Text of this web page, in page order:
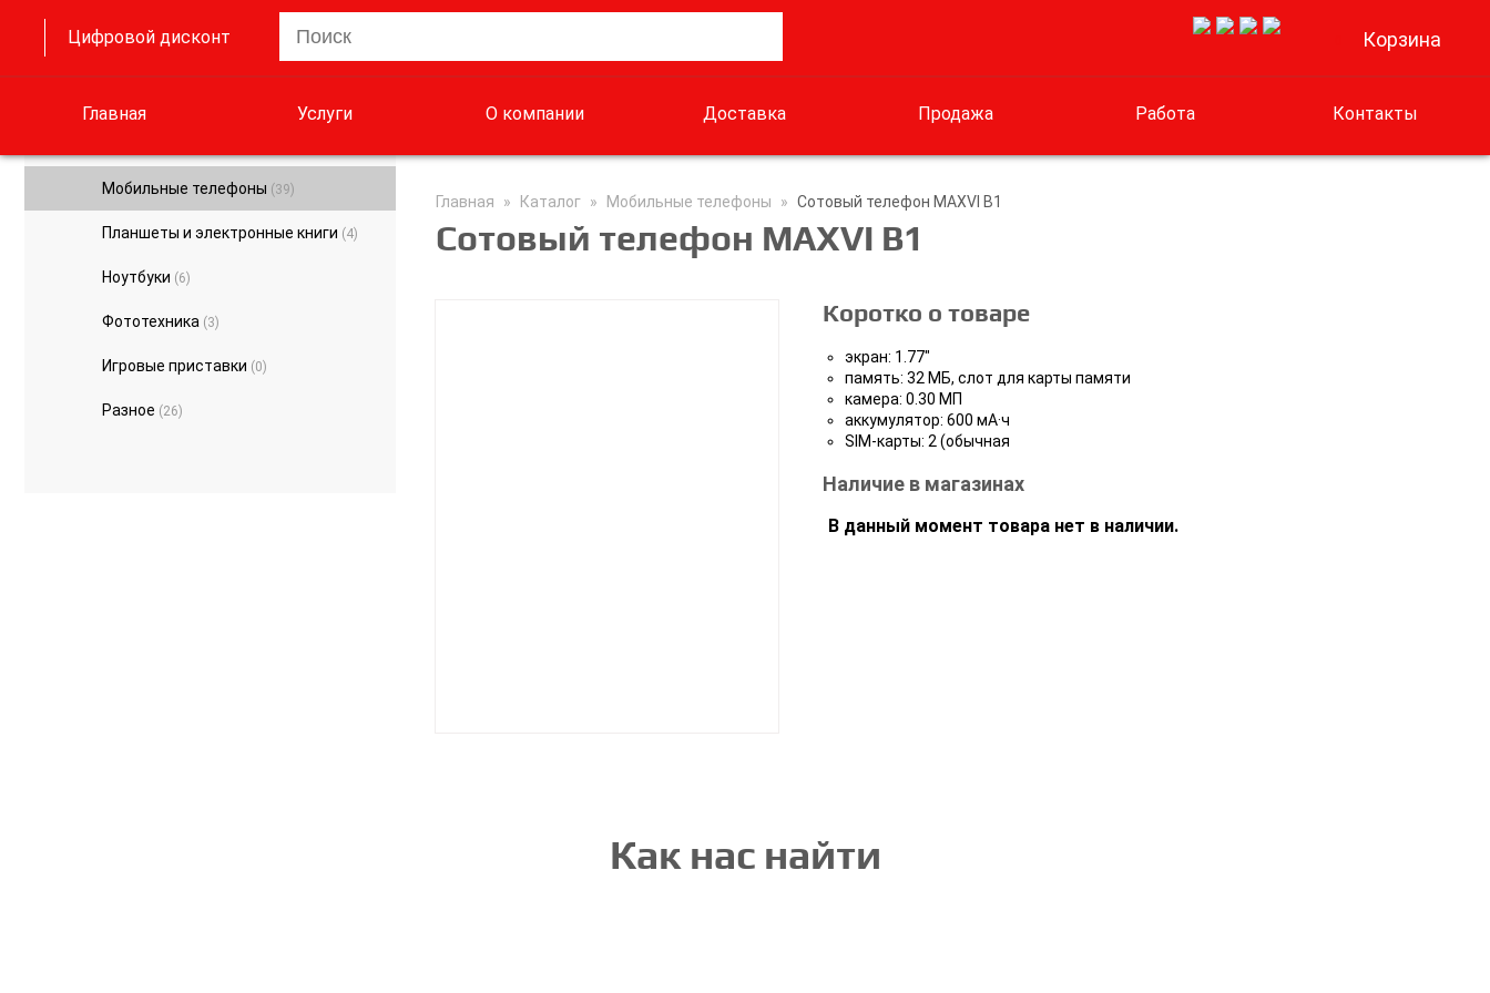
Цифровой дисконт Корзина
Главная Услуги О компании Доставка Продажа Работа Контакты
Мобильные телефоны (39)
Планшеты и электронные книги (4)
Ноутбуки (6)
Фототехника (3)
Игровые приставки (0)
Разное (26)
Главная » Каталог » Мобильные телефоны » Сотовый телефон MAXVI B1
Сотовый телефон MAXVI B1
Коротко о товаре
экран: 1.77"
память: 32 МБ, слот для карты памяти
камера: 0.30 МП
аккумулятор: 600 мА·ч
SIM-карты: 2 (обычная
Наличие в магазинах
В данный момент товара нет в наличии.
Как нас найти